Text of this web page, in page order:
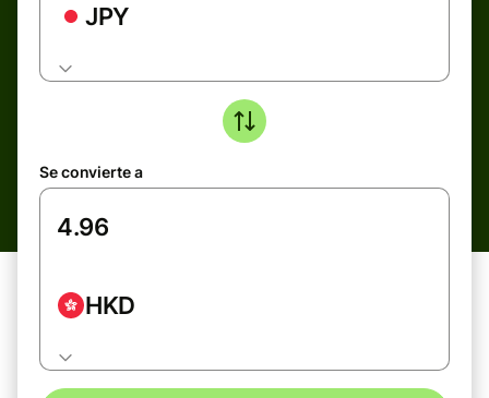
JPY
Se convierte a
HKD